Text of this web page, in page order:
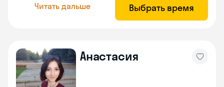
Читать дальше Выбрать время
Анастасия